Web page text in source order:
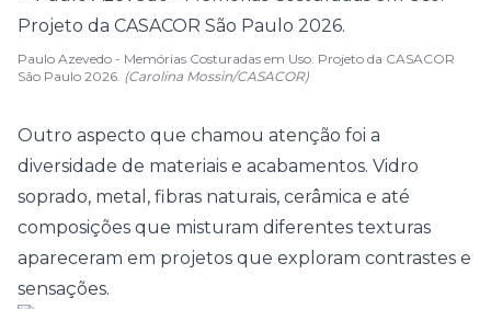
Paulo Azevedo - Memórias Costuradas em Uso. Projeto da CASACOR
São Paulo 2026. (Carolina Mossin/CASACOR)
Outro aspecto que chamou atenção foi a
diversidade de materiais e acabamentos. Vidro
soprado, metal, fibras naturais, cerâmica e até
composições que misturam diferentes texturas
apareceram em projetos que exploram contrastes e
sensações.